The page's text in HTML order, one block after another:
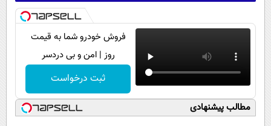
فروش خودرو شما به قیمت
روز | امن و بی دردسر
ثبت درخواست
مطالب پیشنهادی